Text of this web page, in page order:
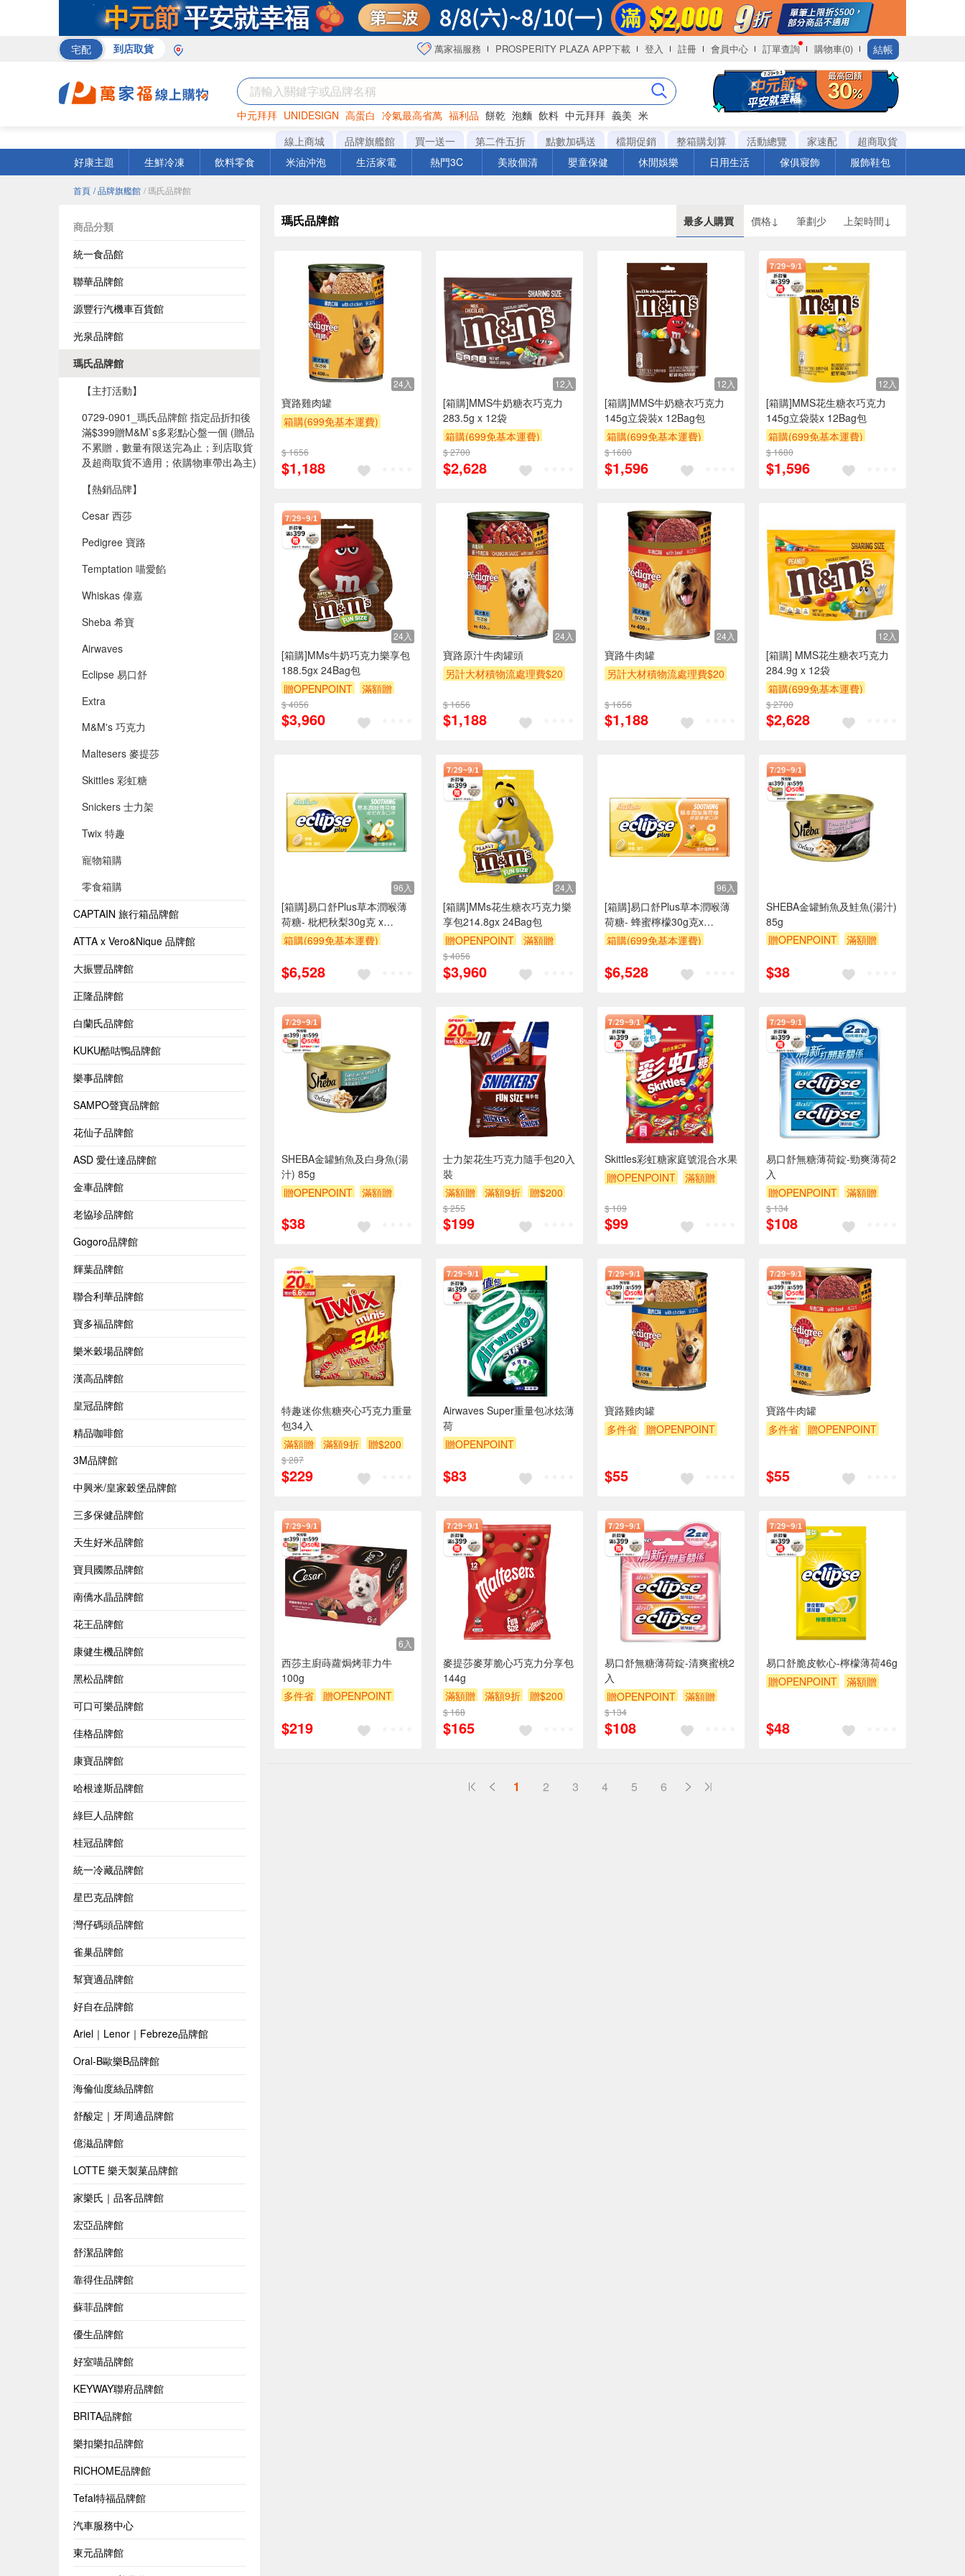
宅配 到店取貨 萬家福服務 PROSPERITY PLAZA APP下載 登入 註冊 會員中心 訂單查詢 購物車(0) 結帳
中元拜拜 UNIDESIGN 高蛋白 冷氣最高省萬 福利品 餅乾 泡麵 飲料 中元拜拜 義美 米
罐頭 咖啡 海苔
線上商城 品牌旗艦館 買一送一 第二件五折 點數加碼送 檔期促銷 整箱購划算 活動總覽 家速配
超商取貨
好康主題
生鮮冷凍 飲料零食 米油沖泡 生活家電 熱門3C 美妝個清 嬰童保健 休閒娛樂 日用生活 傢俱寢飾 服飾鞋包
首頁 / 品牌旗艦館 / 瑪氏品牌館
商品分類
統一食品館
聯華品牌館
源豐行汽機車百貨館
光泉品牌館
瑪氏品牌館
【主打活動】
0729-0901_瑪氏品牌館 指定品折扣後
滿$399贈M&M`s多彩點心盤一個​ (贈品
不累贈，數量有限送完為止；到店取貨
及超商取貨不適用；依購物車帶出為主)​
【熱銷品牌】
Cesar 西莎
Pedigree 寶路
Temptation 喵愛餡
Whiskas 偉嘉
Sheba 希寶
Airwaves
Eclipse 易口舒
Extra
M&M's 巧克力
Maltesers 麥提莎
Skittles 彩虹糖
Snickers 士力架
Twix 特趣
寵物箱購
零食箱購
CAPTAIN 旅行箱品牌館
ATTA x Vero&Nique 品牌館
大振豐品牌館
正隆品牌館
白蘭氏品牌館
KUKU酷咕鴨品牌館
樂事品牌館
SAMPO聲寶品牌館
花仙子品牌館
ASD 愛仕達品牌館
金車品牌館
老協珍品牌館
Gogoro品牌館
輝葉品牌館
聯合利華品牌館
寶多福品牌館
樂米穀場品牌館
漢高品牌館
皇冠品牌館
精品咖啡館
3M品牌館
中興米/皇家穀堡品牌館
三多保健品牌館
天生好米品牌館
寶貝國際品牌館
南僑水晶品牌館
花王品牌館
康健生機品牌館
黑松品牌館
可口可樂品牌館
佳格品牌館
康寶品牌館
哈根達斯品牌館
綠巨人品牌館
桂冠品牌館
統一冷藏品牌館
星巴克品牌館
灣仔碼頭品牌館
雀巢品牌館
幫寶適品牌館
好自在品牌館
Ariel｜Lenor｜Febreze品牌館
Oral-B歐樂B品牌館
海倫仙度絲品牌館
舒酸定｜牙周適品牌館
億滋品牌館
LOTTE 樂天製菓品牌館
家樂氏｜品客品牌館
宏亞品牌館
舒潔品牌館
靠得住品牌館
蘇菲品牌館
優生品牌館
好室喵品牌館
KEYWAY聯府品牌館
BRITA品牌館
樂扣樂扣品牌館
RICHOME品牌館
Tefal特福品牌館
汽車服務中心
東元品牌館
瑪氏品牌館 最多人購買 價格↓ 筆劃少 上架時間↓
24入
寶路雞肉罐
箱購(699免基本運費)
贈$200
$ 1656
$1,188
12入
[箱購]MMS牛奶糖衣巧克力
283.5g x 12袋
箱購(699免基本運費)
贈OPENPOINT
$ 2700
$2,628
12入
[箱購]MMS牛奶糖衣巧克力
145g立袋裝x 12Bag包
箱購(699免基本運費)
贈OPENPOINT
$ 1680
$1,596
12入
[箱購]MMS花生糖衣巧克力
145g立袋裝x 12Bag包
箱購(699免基本運費)
贈OPENPOINT
贈$200
$ 1680
$1,596
24入
[箱購]MMs牛奶巧克力樂享包
188.5gx 24Bag包
贈OPENPOINT
滿額贈
贈$200
$ 4056
$3,960
24入
寶路原汁牛肉罐頭
另計大材積物流處理費$20
贈OPENPOINT
贈$200
$ 1656
$1,188
24入
寶路牛肉罐
另計大材積物流處理費$20
贈OPENPOINT
贈$200
$ 1656
$1,188
12入
[箱購] MMS花生糖衣巧克力
284.9g x 12袋
箱購(699免基本運費)
贈OPENPOINT
$ 2700
$2,628
96入
[箱購]易口舒Plus草本潤喉薄
荷糖- 枇杷秋梨30g克 x
96BOX盒
箱購(699免基本運費)
$6,528
24入
[箱購]MMs花生糖衣巧克力樂
享包214.8gx 24Bag包
贈OPENPOINT
滿額贈
贈$200
$ 4056
$3,960
96入
[箱購]易口舒Plus草本潤喉薄
荷糖- 蜂蜜檸檬30g克x
96BOX盒
箱購(699免基本運費)
$6,528
SHEBA金罐鮪魚及鮭魚(湯汁)
85g
贈OPENPOINT
滿額贈
$38
SHEBA金罐鮪魚及白身魚(湯
汁) 85g
贈OPENPOINT
滿額贈
$38
士力架花生巧克力隨手包20入
裝
滿額贈
滿額9折 贈$200
$ 255
$199
Skittles彩虹糖家庭號混合水果
贈OPENPOINT
滿額贈
$ 109
$99
易口舒無糖薄荷錠-勁爽薄荷2
入
贈OPENPOINT
滿額贈
滿額9折
$ 134
$108
特趣迷你焦糖夾心巧克力重量
包34入
滿額贈
滿額9折 贈$200
$ 287
$229
Airwaves Super重量包冰炫薄
荷
贈OPENPOINT
滿額9折
贈$200
$83
寶路雞肉罐
多件省
贈OPENPOINT
$55
寶路牛肉罐
多件省
贈OPENPOINT
$55
6入
西莎主廚蒔蘿焗烤菲力牛
100g
多件省
贈OPENPOINT
$219
麥提莎麥芽脆心巧克力分享包
144g
滿額贈
滿額9折 贈$200
$ 168
$165
易口舒無糖薄荷錠-清爽蜜桃2
入
贈OPENPOINT
滿額贈
滿額9折
$ 134
$108
易口舒脆皮軟心-檸檬薄荷46g
贈OPENPOINT
滿額贈
$48
1 2 3 4 5 6